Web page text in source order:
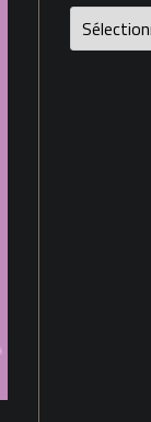
Archives